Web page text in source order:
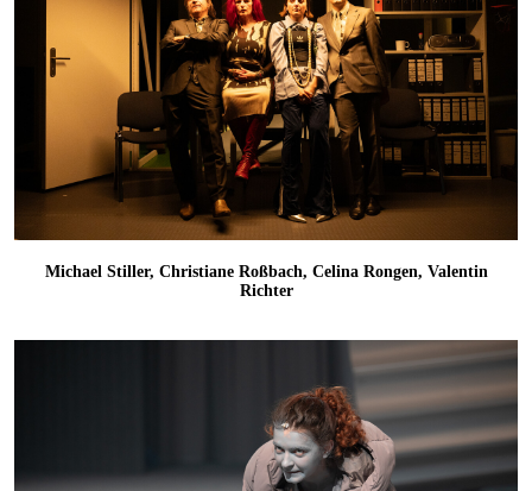
Michael Stiller, Christiane Roßbach, Celina Rongen, Valentin
Richter